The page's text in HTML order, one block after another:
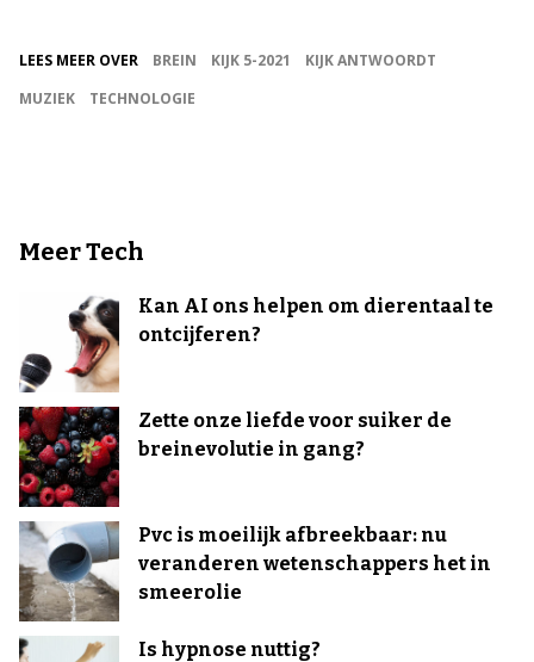
LEES MEER OVER BREIN KIJK 5-2021
KIJK ANTWOORDT
MUZIEK
TECHNOLOGIE
Meer Tech
Kan AI ons helpen om dierentaal te
ontcijferen?
Zette onze liefde voor suiker de
breinevolutie in gang?
Pvc is moeilijk afbreekbaar: nu
veranderen wetenschappers het in
smeerolie
Is hypnose nuttig?